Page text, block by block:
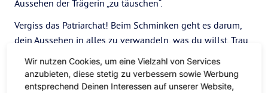
Aussehen der Trägerin „zu täuschen“.
Vergiss das Patriarchat! Beim Schminken geht es darum,
dein Aussehen in alles zu verwandeln, was du willst. Trau
dich an dunkelrotem Lippenstift, rauchigen Augen,
kräftigen Nagellackfarben und einem Eyeliner, der scharf
genug ist, um jeden in Schlagdistanz zu erschlagen. Make-
Wir nutzen Cookies, um eine Vielzahl von Services
anzubieten, diese stetig zu verbessern sowie Werbung
entsprechend Deinen Interessen auf unserer Website,